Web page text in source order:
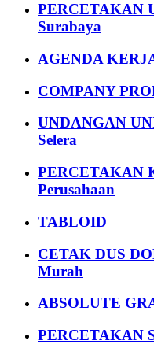
PERCETAKAN
Surabaya
AGENDA
COMPANY
UNDANGAN
Selera
PERCETAKAN
Perusahaan
TABLOID
CETAK DUS
Murah
ABSOLUTE
PERCETAKAN